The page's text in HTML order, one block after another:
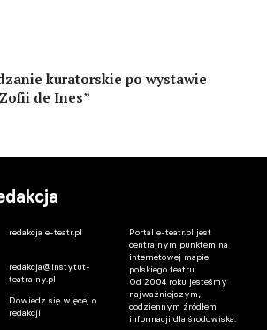
kuratorskie po wystawie
de Ines”
redakcja e-teatr.pl
redakcja@instytut-
teatralny.pl
Dowiedz się więcej o
redakcji
Portal e-teatr.pl jest
centralnym punktem na
internetowej mapie
polskiego teatru.
Od 2004 roku jesteśmy
najważniejszym,
codziennym źródłem
informacji dla środowiska.